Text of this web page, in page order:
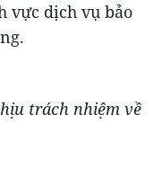
vực dịch vụ bảo
trách nhiệm về